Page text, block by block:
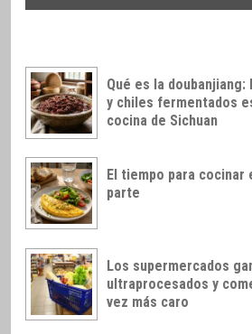
Qué es la doubanjiang:
y chiles fermentados
cocina de Sichuan
El tiempo para cocinar
parte
Los supermercados
ultraprocesados y
vez más caro